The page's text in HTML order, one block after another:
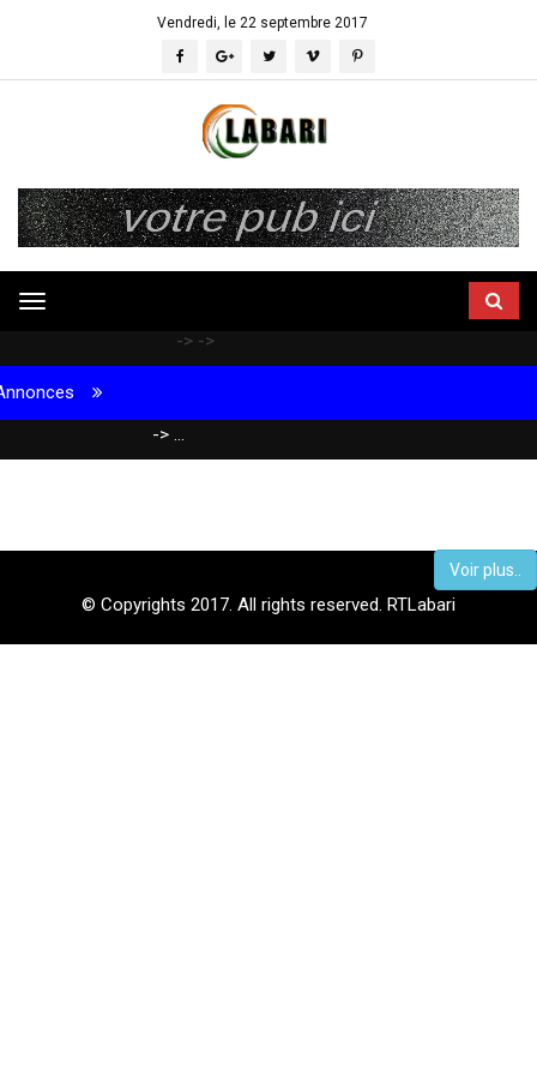
Vendredi, le 22 septembre 2017
Toggle
infos
->->
-> ...
Voir plus..
© Copyrights 2017. All rights reserved. RTLabari